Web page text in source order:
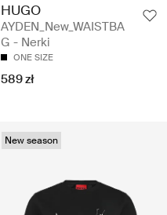
HUGO
AYDEN_New_WAISTBA
G - Nerki
ONE SIZE
589 zł
New season